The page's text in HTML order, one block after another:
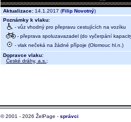
Aktualizace: 14.1.2017 (Filip Novotný)
Poznámky k vlaku:
- vůz vhodný pro přepravu cestujících na vozíku
- přeprava spoluzavazadel (do vyčerpání
- vlak nečeká na žádné přípoje (Olomouc hl.n.)
Dopravce vlaku:
České dráhy, a.s. ;
© 2001 - 2026 ŽelPage - správci